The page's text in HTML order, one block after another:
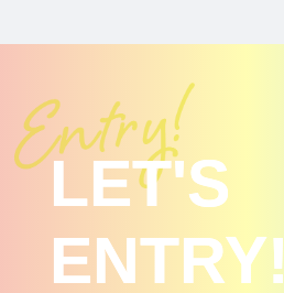
LET'S
ENTRY!